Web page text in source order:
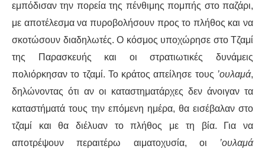
εμπόδισαν την πορεία της πένθιμης πομπής στο παζάρι,
με αποτέλεσμα να πυροβολήσουν προς το πλήθος και να
σκοτώσουν διαδηλωτές. Ο κόσμος υποχώρησε στο Τζαμί
της Παρασκευής και οι στρατιωτικές δυνάμεις
πολιόρκησαν το τζαμί. Το κράτος απείλησε τους ’ουλαμά,
δηλώνοντας ότι αν οι καταστηματάρχες δεν άνοιγαν τα
καταστήματά τους την επόμενη ημέρα, θα εισέβαλαν στο
τζαμί και θα διέλυαν το πλήθος με τη βία. Για να
αποτρέψουν περαιτέρω αιματοχυσία, οι ’ουλαμά